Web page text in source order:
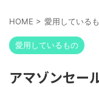
HOME > 愛用している
愛用しているもの
アマゾンセー